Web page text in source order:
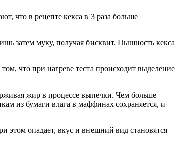
что в рецепте кекса в 3 раза больше
затем муку, получая бисквит. Пышность кекса
что при нагреве теста происходит выделение
жир в процессе выпечки. Чем больше
из бумаги влага в маффинах сохраняется, и
этом опадает, вкус и внешний вид становятся